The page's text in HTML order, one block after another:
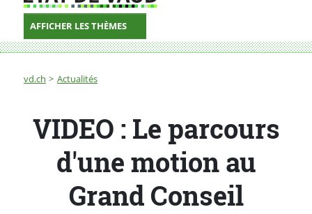
AFFICHER LES THÈMES
Fil d'Ariane
vd.ch Actualités
VIDEO : Le parcours d'une motion au Grand Conseil
VIDEO : Le parcours
d'une motion au
Grand Conseil